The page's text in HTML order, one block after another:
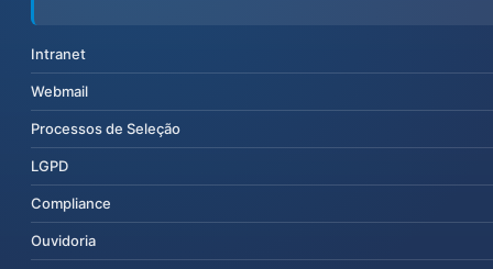
Intranet
Webmail
Processos de Seleção
LGPD
Compliance
Ouvidoria